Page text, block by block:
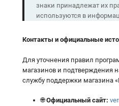
знаки принадлежат их
используются в
Контакты и официальные
Для уточнения правил
магазинов и подтверждения
службу поддержки магазина
🌐Официальный сайт: